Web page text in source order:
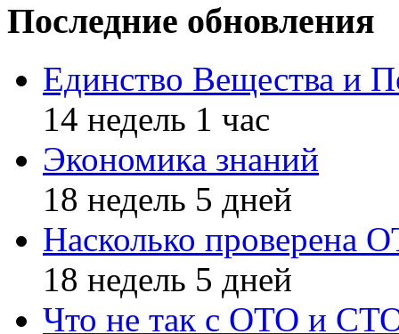
Последние обновления
Единство Вещества и
14 недель 1 час
Экономика знаний
18 недель 5 дней
Насколько проверена
18 недель 5 дней
Что не так с ОТО и